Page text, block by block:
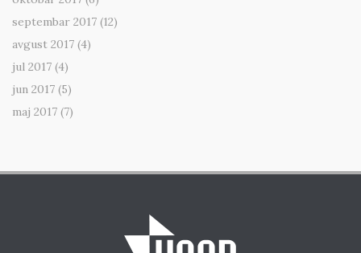
septembar 2017 (12)
avgust 2017 (4)
jul 2017 (4)
jun 2017 (5)
maj 2017 (7)